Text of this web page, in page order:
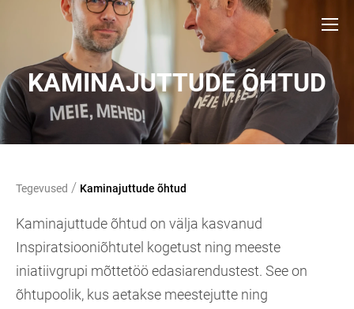
KAMINAJUTTUDE ÕHTUD
Tegevused / Kaminajuttude õhtud
Kaminajuttude õhtud on välja kasvanud
Inspiratsiooniõhtutel kogetust ning meeste
iniatiivgrupi mõttetöö edasiarendustest. See on
õhtupoolik, kus aetakse meestejutte ning